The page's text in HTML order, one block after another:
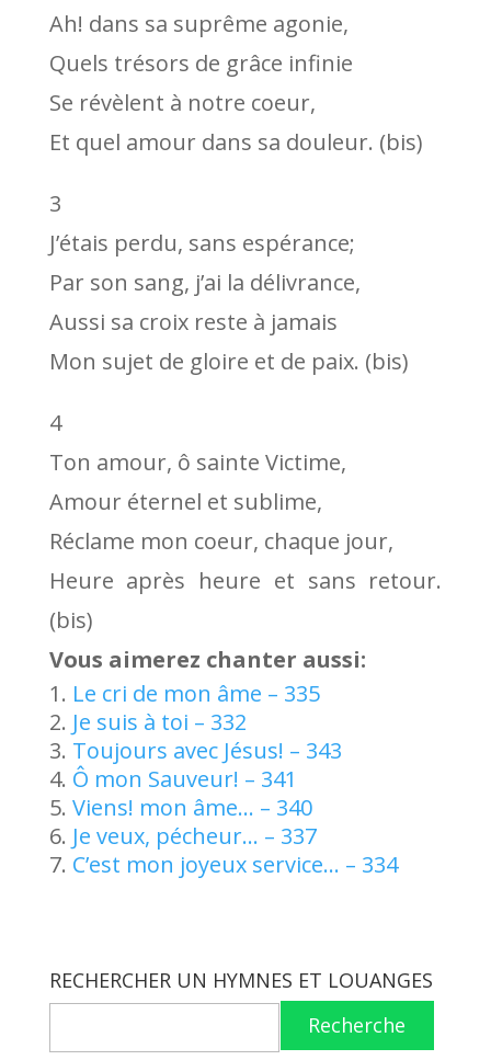
Ah! dans sa suprême agonie,
Quels trésors de grâce infinie
Se révèlent à notre coeur,
Et quel amour dans sa douleur. (bis)
3
J’étais perdu, sans espérance;
Par son sang, j’ai la délivrance,
Aussi sa croix reste à jamais
Mon sujet de gloire et de paix. (bis)
4
Ton amour, ô sainte Victime,
Amour éternel et sublime,
Réclame mon coeur, chaque jour,
Heure après heure et sans retour.
(bis)
Vous aimerez chanter aussi:
Le cri de mon âme – 335
Je suis à toi – 332
Toujours avec Jésus! – 343
Ô mon Sauveur! – 341
Viens! mon âme… – 340
Je veux, pécheur… – 337
C’est mon joyeux service… – 334
RECHERCHER UN HYMNES ET LOUANGES
Recherche